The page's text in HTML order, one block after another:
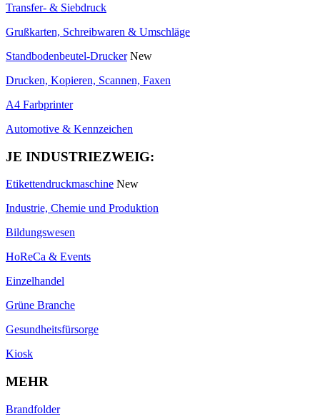
Transfer- & Siebdruck
Grußkarten, Schreibwaren & Umschläge
Standbodenbeutel-Drucker New
Drucken, Kopieren, Scannen, Faxen
A4 Farbprinter
Automotive & Kennzeichen
JE INDUSTRIEZWEIG:
Etikettendruckmaschine New
Industrie, Chemie und Produktion
Bildungswesen
HoReCa & Events
Einzelhandel
Grüne Branche
Gesundheitsfürsorge
Kiosk
MEHR
Brandfolder